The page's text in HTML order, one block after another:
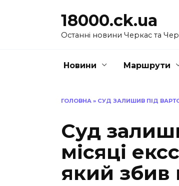
18000.ck.ua
Останні новини Черкас та
Новини Маршрути
ГОЛОВНА » СУД ЗАЛИШИВ ПІД
Суд
місяці
який збив